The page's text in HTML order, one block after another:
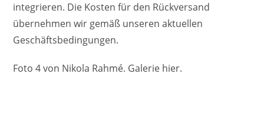
integrieren. Die Kosten für den Rückversand
übernehmen wir gemäß unseren aktuellen
Geschäftsbedingungen.
Foto 4 von Nikola Rahmé. Galerie hier.